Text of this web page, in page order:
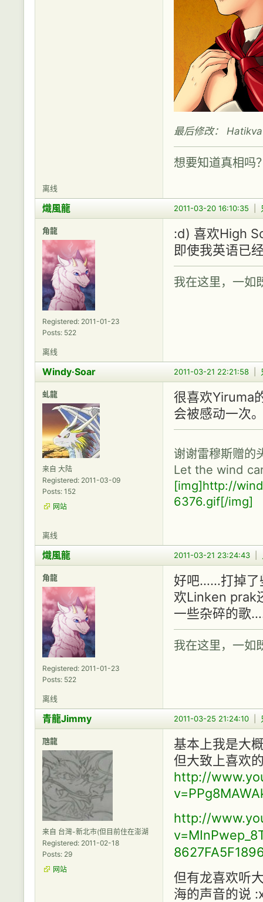
最后修改：
想要知道真相吗
离线
2011-03-20 16:10:35
熾風龍
角龍
Registered: 2011-01-23
Posts: 522
:d) 喜欢High
即使我英语已
我在这里，一如
离线
2011-03-21 22:21:58
Windy·Soar
虬龍
来自 大陆
Registered: 2011-03-09
Posts: 152
网站
很喜欢Yiruma
会被感动一次
谢谢雷穆斯赠的
Let the wind
[img]http://
6376.gif[/img]
离线
2011-03-21 23:24:43
熾風龍
角龍
Registered: 2011-01-23
Posts: 522
好吧……打掉
欢Linken prak
一些杂碎的
我在这里，一如
离线
2011-03-25 21:24:10
青龍Jimmy
虺龍
来自 台灣-新北市(但目前住在澎湖
Registered: 2011-02-18
Posts: 29
网站
基本上我是大
但大致上喜欢
http://
http://
但有龙喜欢听
海的声音的说